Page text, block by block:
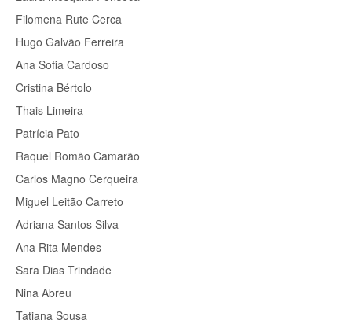
Filomena Rute Cerca
Hugo Galvão Ferreira
Ana Sofia Cardoso
Cristina Bértolo
Thais Limeira
Patrícia Pato
Raquel Romão Camarão
Carlos Magno Cerqueira
Miguel Leitão Carreto
Adriana Santos Silva
Ana Rita Mendes
Sara Dias Trindade
Nina Abreu
Tatiana Sousa